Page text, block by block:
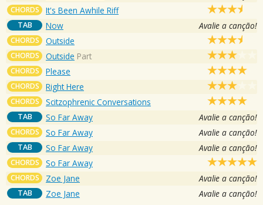
CHORDS It's Been Awhile Riff
TAB Now Avalie a canção!
CHORDS Outside
CHORDS Outside Part
CHORDS Please
CHORDS Right Here
CHORDS Scitzophrenic Conversations
TAB So Far Away Avalie a canção!
CHORDS So Far Away Avalie a canção!
TAB So Far Away Avalie a canção!
CHORDS So Far Away
CHORDS Zoe Jane Avalie a canção!
TAB Zoe Jane Avalie a canção!